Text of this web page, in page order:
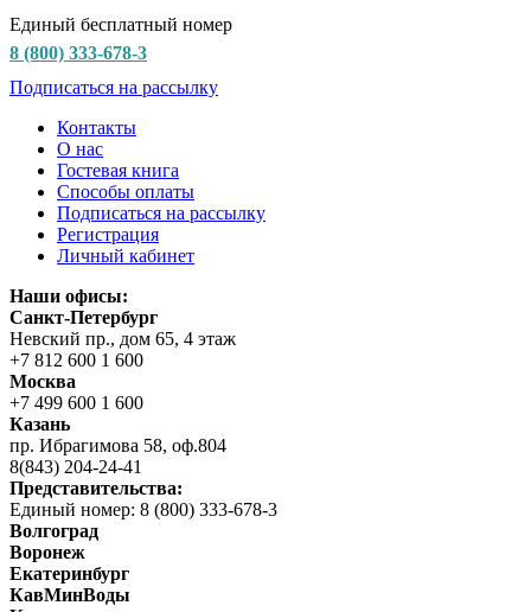
Единый бесплатный номер
8 (800) 333-678-3
Подписаться на рассылку
Контакты
О нас
Гостевая книга
Способы оплаты
Подписаться на рассылку
Регистрация
Личный кабинет
Наши офисы:
Санкт-Петербург
Невский пр., дом 65, 4 этаж
+7 812 600 1 600
Москва
+7 499 600 1 600
Казань
пр. Ибрагимова 58, оф.804
8(843) 204-24-41
Представительства:
Единый номер: 8 (800) 333-678-3
Волгоград
Воронеж
Екатеринбург
КавМинВоды